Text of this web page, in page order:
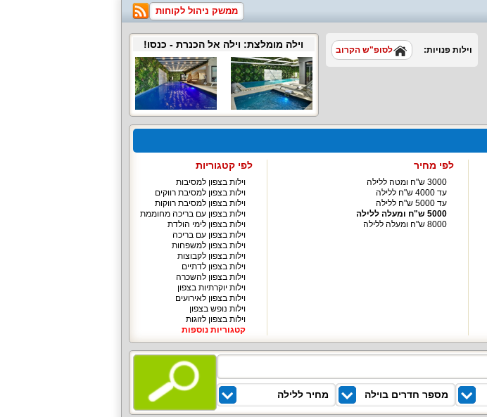
ממשק ניהול לקוחות
וילה מומלצת: וילה אל הכנרת - כנסו! וילות פנויות: לסופ"ש הקרוב
לפי מחיר
3000 ש"ח ומטה ללילה
עד 4000 ש"ח ללילה
עד 5000 ש"ח ללילה
5000 ש"ח ומעלה ללילה
8000 ש"ח ומעלה ללילה
לפי קטגוריות
וילות בצפון למסיבות
וילות בצפון למסיבת רווקים
וילות בצפון למסיבת רווקות
וילות בצפון עם בריכה מחוממת
וילות בצפון לימי הולדת
וילות בצפון עם בריכה
וילות בצפון למשפחות
וילות בצפון לקבוצות
וילות בצפון לדתיים
וילות בצפון להשכרה
וילות יוקרתיות בצפון
וילות בצפון לאירועים
וילות נופש בצפון
וילות בצפון לזוגות
קטגוריות נוספות
מספר חדרים בוילה מחיר ללילה